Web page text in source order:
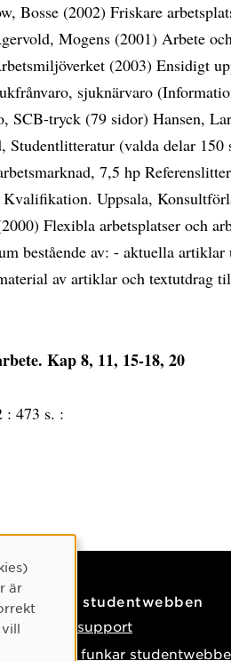
Bosse (2002) Friskare
Mogens (2001) Arbete
(2003) Ensidigt
sjuknärvaro
SCB-tryck (79 sidor) Hansen,
(valda delar 150
7,5 hp
Uppsala,
Flexibla arbetsplatser och
bestående av: - aktuella artiklar
av artiklar och textutdrag
Kap 8, 11, 15-18, 20
: 473 s. :
På studentwebben
IT-support
Så funkar
är